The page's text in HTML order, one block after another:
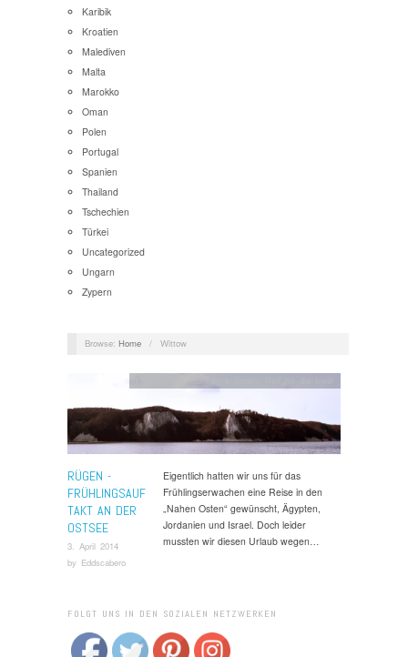
Karibik
Kroatien
Malediven
Malta
Marokko
Oman
Polen
Portugal
Spanien
Thailand
Tschechien
Türkei
Uncategorized
Ungarn
Zypern
Browse: Home / Wittow
RÜGEN -
FRÜHLINGSAUF
TAKT AN DER
OSTSEE
3. April 2014
by Eddscabero
Eigentlich hatten wir uns für das
Frühlingserwachen eine Reise in den
„Nahen Osten“ gewünscht, Ägypten,
Jordanien und Israel. Doch leider
mussten wir diesen Urlaub wegen…
FOLGT UNS IN DEN SOZIALEN NETZWERKEN